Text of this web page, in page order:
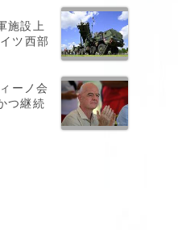
施設上
ツ西部
ーノ会
つ継続